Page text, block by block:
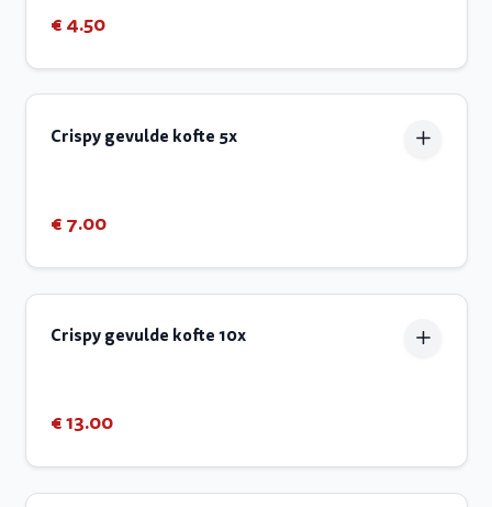
€ 4.50
Crispy gevulde kofte 5x
€ 7.00
Crispy gevulde kofte 10x
€ 13.00